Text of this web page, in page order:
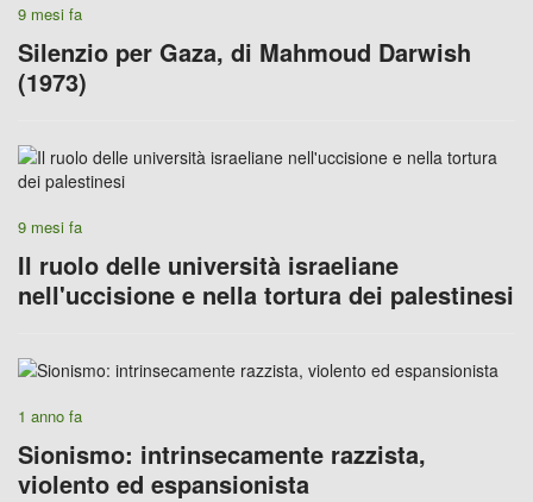
9 mesi fa
Silenzio per Gaza, di Mahmoud Darwish
(1973)
9 mesi fa
Il ruolo delle università israeliane
nell'uccisione e nella tortura dei palestinesi
1 anno fa
Sionismo: intrinsecamente razzista,
violento ed espansionista